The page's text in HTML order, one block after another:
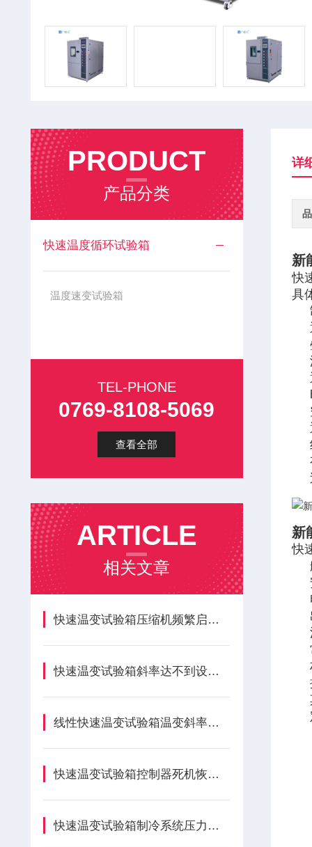
PRODUCT
产品分类
快速温度循环试验箱
温度速变试验箱
TEL-PHONE
0769-8108-5069
查看全部
ARTICLE
相关文章
快速温变试验箱压缩机频繁启停，负载与电路整改办法
快速温变试验箱斜率达不到设定值是什么诱因？
线性快速温变试验箱温变斜率如何精准编程？
快速温变试验箱控制器死机恢复处理方法
快速温变试验箱制冷系统压力异常如何调节？
详
新
快
具
新
快